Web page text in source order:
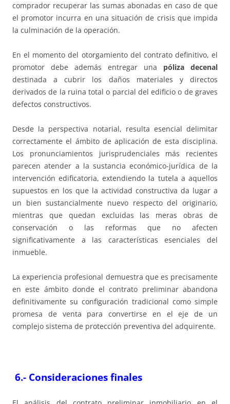
comprador recuperar las sumas abonadas en caso de que
el promotor incurra en una situación de crisis que impida
la culminación de la operación.
En el momento del otorgamiento del contrato definitivo, el
promotor debe además entregar una póliza decenal
destinada a cubrir los daños materiales y directos
derivados de la ruina total o parcial del edificio o de graves
defectos constructivos.
Desde la perspectiva notarial, resulta esencial delimitar
correctamente el ámbito de aplicación de esta disciplina.
Los pronunciamientos jurisprudenciales más recientes
parecen atender a la sustancia económico-jurídica de la
intervención edificatoria, extendiendo la tutela a aquellos
supuestos en los que la actividad constructiva da lugar a
un bien sustancialmente nuevo respecto del originario,
mientras que quedan excluidas las meras obras de
conservación o las reformas que no afecten
significativamente a las características esenciales del
inmueble.
La experiencia profesional demuestra que es precisamente
en este ámbito donde el contrato preliminar abandona
definitivamente su configuración tradicional como simple
promesa de venta para convertirse en el eje de un
complejo sistema de protección preventiva del adquirente.
6.- Consideraciones finales